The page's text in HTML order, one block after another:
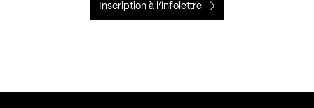
Inscription à l’infolettre